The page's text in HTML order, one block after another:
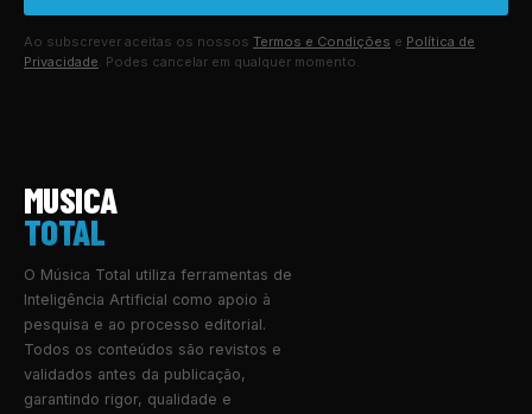
Ao subscrever aceitas os nossos Termos e Condições e Política de
Privacidade. Podes cancelar em qualquer momento.
MUSICA
TOTAL
O Música Total utiliza ferramentas de
Inteligência Artificial como apoio à
pesquisa e ao processo editorial.
Todos os conteúdos são revistos e
validados antes da publicação,
garantindo rigor, qualidade e